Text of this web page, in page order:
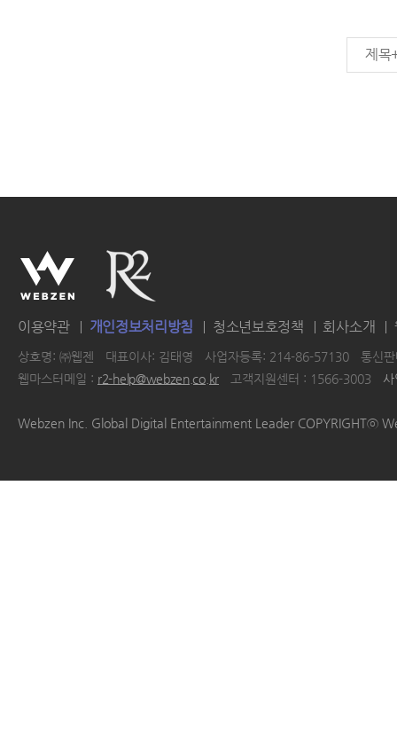
제목
이용약관 개인정보처리방침 청소년보호정책 회사소개
상호명: ㈜웹젠 대표이사: 김태영 사업자등록: 214-86-57130
통신
웹마스터메일 : r2-help@webzen.co.kr 고객지원센터 : 1566-3003
Webzen Inc. Global Digital Entertainment Leader COPYRIGHTⓒ